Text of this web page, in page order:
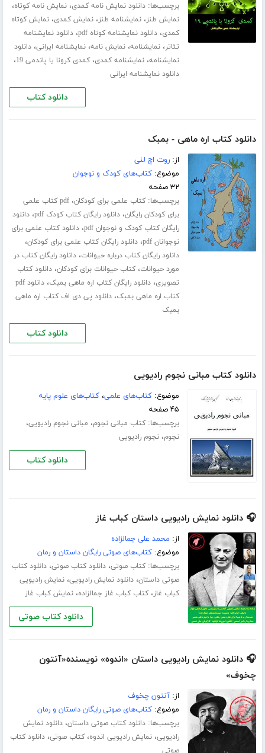
برچسب‌ها:دانلود نمایش نامه کمدی،نمایش نامه کوتاه،
نمایش طنز،نمایشنامه طنز،نمایش کمدی،نمایش کوتاه
کمدی،دانلود نمایشنامه کوتاه pdf ،دانلود نمایشنامه
تئاتر،نمایشنامه،نمایش نامه،نمایشنامه ایرانی،دانلود
نمایشنامه،نمایشنامه کمدی،کمدی کرونا یا پاندمی 19 ،
دانلود نمایشنامه ایرانی
دانلود کتاب
دانلود کتاب اره ماهی - بمبک
از:روت اچ لنی
موضوع:کتاب‌های کودک و نوجوان
۳۲ صفحه
برچسب‌ها:کتاب علمی برای کودکان،
pdf کتاب علمی
برای کودکان رایگان،دانلود رایگان کتاب کودک pdf ،دانلود
رایگان کتاب کودک و نوجوان pdf
،دانلود کتاب علمی برای
نوجوانان pdf
،دانلود رایگان کتاب علمی برای کودکان،
دانلود رایگان کتاب درباره حیوانات،دانلود رایگان کتاب در
مورد حیوانات،کتاب حیوانات برای کودکان،دانلود کتاب
تصویری،دانلود رایگان کتاب اره ماهی بمبک،
دانلود pdf
کتاب اره ماهی بمبک،دانلود پی دی اف کتاب اره ماهی
بمبک
دانلود کتاب
دانلود کتاب مبانی نجوم رادیویی
موضوع:کتاب‌های علمی،کتاب‌های علوم پایه
۴۵ صفحه
برچسب‌ها:کتاب مبانی نجوم، مبانی نجوم رادیویی،
نجوم،نجوم رادیویی
دانلود کتاب
🎧 دانلود نمایش رادیویی داستان کباب غاز
از: محمد علی جمالزاده
موضوع:کتاب‌های صوتی رایگان داستان و رمان
برچسب‌ها:کتاب صوتی،دانلود کتاب صوتی،دانلود کتاب
صوتی داستان،دانلود نمایش رادیویی،نمایش رادیویی
کباب غاز،کتاب کباب غاز جمالزاده،نمایش کباب غاز
دانلود کتاب صوتی
🎧 دانلود نمایش رادیویی داستان «اندوه» نویسنده«آنتون
چخوف»
از:آنتون چخوف
موضوع:کتاب‌های صوتی رایگان داستان و رمان
برچسب‌ها:دانلود کتاب صوتی داستان،دانلود نمایش
رادیویی،نمایش رادیویی اندوه،کتاب صوتی،دانلود کتاب
صوتی